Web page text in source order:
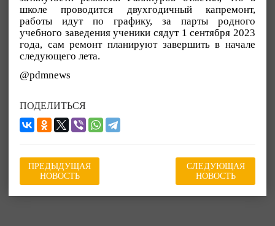
школе проводится двухгодичный капремонт,
работы идут по графику, за парты родного
учебного заведения ученики сядут 1 сентября 2023
года, сам ремонт планируют завершить в начале
следующего лета.
@pdmnews
ПОДЕЛИТЬСЯ
ПРЕДЫДУЩАЯ
НОВОСТЬ
СЛЕДУЮЩАЯ
НОВОСТЬ